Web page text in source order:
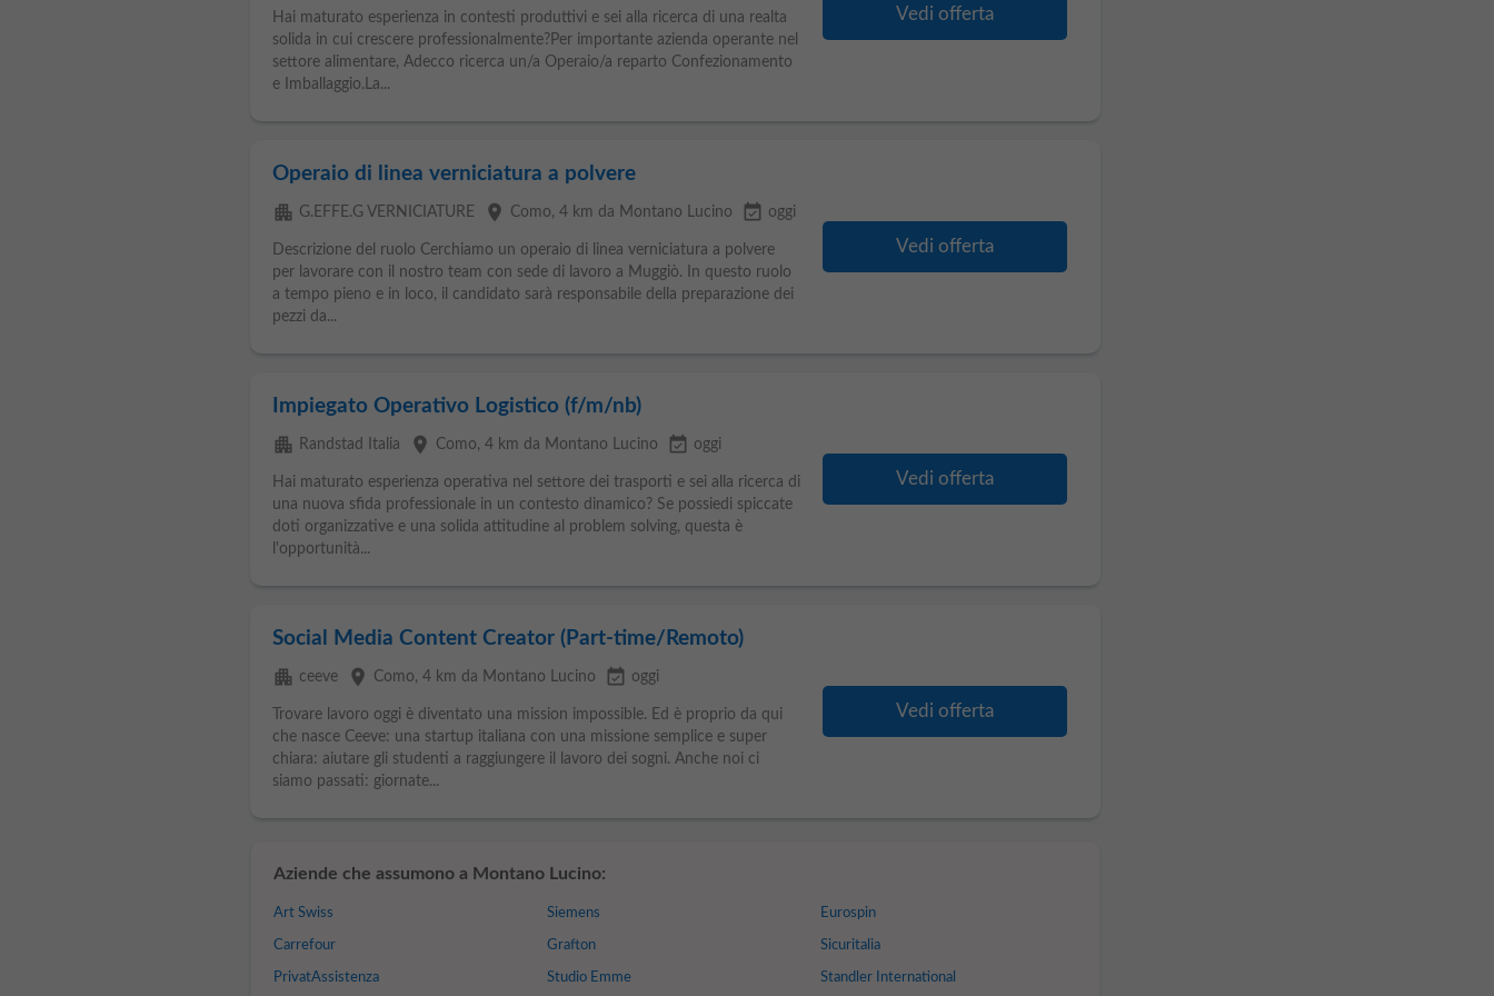
Hai maturato esperienza in contesti produttivi e sei alla ricerca di una realta
solida in cui crescere professionalmente?Per importante azienda operante nel
settore alimentare, Adecco ricerca un/a Operaio/a reparto Confezionamento
e Imballaggio.La...
Vedi offerta
Operaio di linea verniciatura a polvere
apartment G.EFFE.G VERNICIATURE place Como, 4 km da Montano Lucino event_available oggi
Descrizione del ruolo Cerchiamo un operaio di linea verniciatura a polvere
per lavorare con il nostro team con sede di lavoro a Muggiò. In questo ruolo
a tempo pieno e in loco, il candidato sarà responsabile della preparazione dei
pezzi da...
Vedi offerta
Impiegato Operativo Logistico (f/m/nb)
apartment Randstad Italia place Como, 4 km da Montano Lucino event_available oggi
Hai maturato esperienza operativa nel settore dei trasporti e sei alla ricerca di
una nuova sfida professionale in un contesto dinamico? Se possiedi spiccate
doti organizzative e una solida attitudine al problem solving, questa è
l'opportunità...
Vedi offerta
Social Media Content Creator (Part-time/Remoto)
apartment ceeve place Como, 4 km da Montano Lucino event_available oggi
Trovare lavoro oggi è diventato una mission impossible. Ed è proprio da qui
che nasce Ceeve: una startup italiana con una missione semplice e super
chiara: aiutare gli studenti a raggiungere il lavoro dei sogni. Anche noi ci
siamo passati: giornate...
Vedi offerta
Aziende che assumono a Montano Lucino:
Art Swiss
Carrefour
PrivatAssistenza
Siemens
Grafton
Studio Emme
Eurospin
Sicuritalia
Standler International